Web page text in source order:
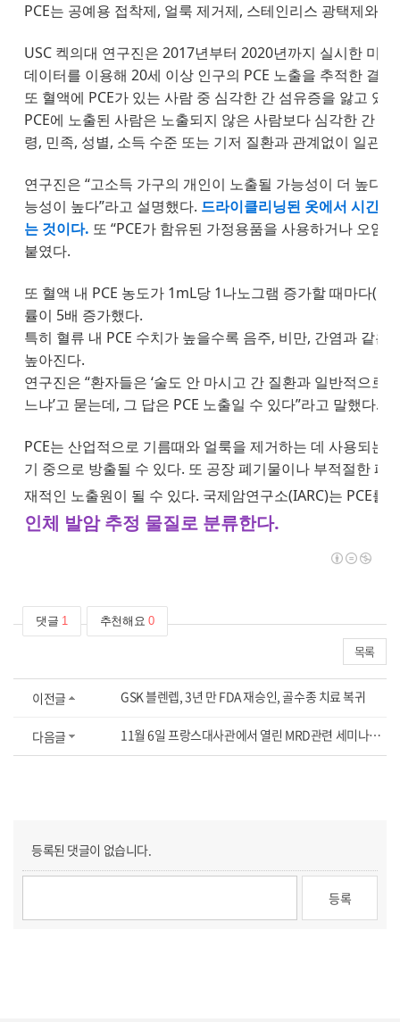
PCE는 공예용 접착제, 얼룩 제거제, 스테인리스 광택제와
USC 켁의대 연구진은 2017년부터 2020년까지 실시한 미
데이터를 이용해 20세 이상 인구의 PCE 노출을 추적한 결
또 혈액에 PCE가 있는 사람 중 심각한 간 섬유증을 앓고 있
PCE에 노출된 사람은 노출되지 않은 사람보다 심각한 간
령, 민족, 성별, 소득 수준 또는 기저 질환과 관계없이 일관
연구진은 “고소득 가구의 개인이 노출될 가능성이 더 높다
능성이 높다”라고 설명했다. 드라이클리닝된 옷에서 시간
는 것이다. 또 “PCE가 함유된 가정용품을 사용하거나 오염
붙였다.
또 혈액 내 PCE 농도가 1mL당 1나노그램 증가할 때마다(1
률이 5배 증가했다.
특히 혈류 내 PCE 수치가 높을수록 음주, 비만, 간염과 같
높아진다.
연구진은 “환자들은 ‘술도 안 마시고 간 질환과 일반적으
느냐’고 묻는데, 그 답은 PCE 노출일 수 있다”라고 말했다.
PCE는 산업적으로 기름때와 얼룩을 제거하는 데 사용되는
기 중으로 방출될 수 있다. 또 공장 폐기물이나 부적절한
재적인 노출원이 될 수 있다. 국제암연구소(IARC)는 PCE를
인체 발암 추정 물질로 분류한다.
댓글 1 추천해요 0
목록
이전글 GSK 블렌렙, 3년 만 FDA 재승인, 골수종 치료 복귀
다음글 11월 6일 프랑스대사관에서 열린 MRD관련 세미나에 다녀 왔습니다
등록된 댓글이 없습니다.